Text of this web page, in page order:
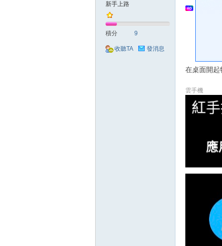
新手上路
積分 9
收聽TA 發消息
在桌面開
雲手機